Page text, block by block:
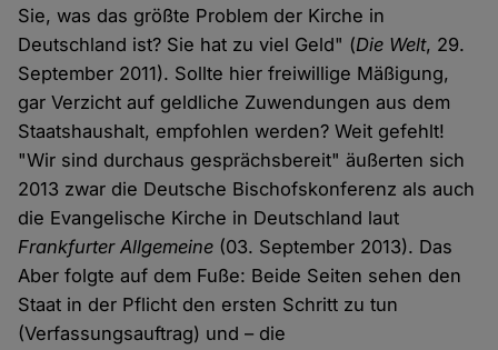
Sie, was das größte Problem der Kirche in
Deutschland ist? Sie hat zu viel Geld" (Die Welt, 29.
September 2011). Sollte hier freiwillige Mäßigung,
gar Verzicht auf geldliche Zuwendungen aus dem
Staatshaushalt, empfohlen werden? Weit gefehlt!
"Wir sind durchaus gesprächsbereit" äußerten sich
2013 zwar die Deutsche Bischofskonferenz als auch
die Evangelische Kirche in Deutschland laut
Frankfurter Allgemeine (03. September 2013). Das
Aber folgte auf dem Fuße: Beide Seiten sehen den
Staat in der Pflicht den ersten Schritt zu tun
(Verfassungsauftrag) und – die